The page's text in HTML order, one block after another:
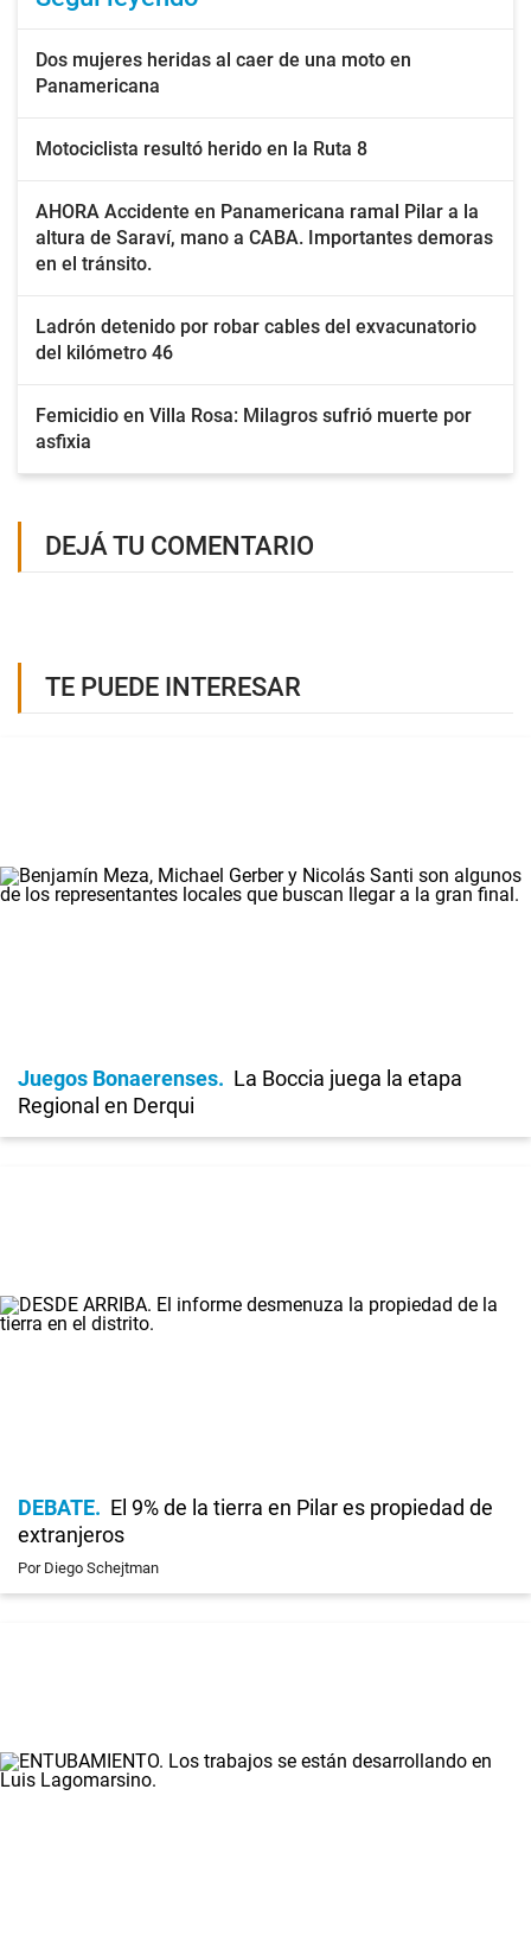
Dos mujeres heridas al caer de una moto en
Panamericana
Motociclista resultó herido en la Ruta 8
AHORA Accidente en Panamericana ramal Pilar a la
altura de Saraví, mano a CABA. Importantes demoras
en el tránsito.
Ladrón detenido por robar cables del exvacunatorio
del kilómetro 46
Femicidio en Villa Rosa: Milagros sufrió muerte por
asfixia
DEJÁ TU COMENTARIO
TE PUEDE INTERESAR
Juegos Bonaerenses
La Boccia juega la etapa
Regional en Derqui
DEBATE
El 9% de la tierra en Pilar es propiedad de
extranjeros
Por Diego Schejtman